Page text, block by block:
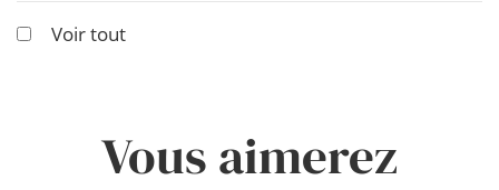
Voir tout
Vous aimerez